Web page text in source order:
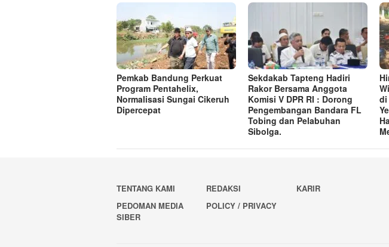
Pemkab Bandung Perkuat
Program Pentahelix,
Normalisasi Sungai Cikeruh
Dipercepat
Sekdakab Tapteng Hadiri
Rakor Bersama Anggota
Komisi V DPR RI : Dorong
Pengembangan Bandara FL
Tobing dan Pelabuhan
Sibolga.
di
TENTANG KAMI REDAKSI
KARIR
PEDOMAN MEDIA
SIBER
POLICY / PRIVACY